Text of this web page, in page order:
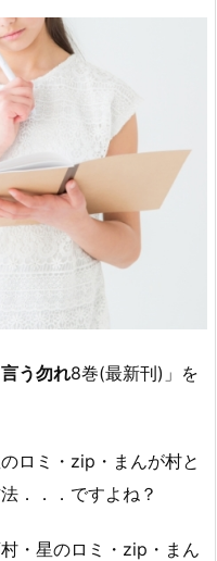
う勿れ8巻(最新刊)」を
ロミ・zip・まんが村と
．．．ですよね？
・星のロミ・zip・まん